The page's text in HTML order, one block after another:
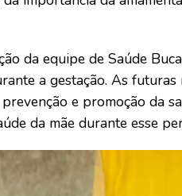
da equipe de Saúde
a gestação. As futuras
e promoção da
da mãe durante esse